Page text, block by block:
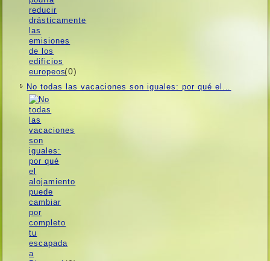
(0)
No todas las vacaciones son iguales: por qué el…